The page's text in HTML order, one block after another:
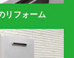
リフォーム